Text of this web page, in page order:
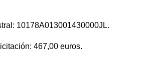
10178A013001430000JL.
467,00 euros.